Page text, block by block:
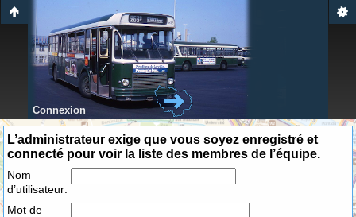
Connexion
L’administrateur exige que vous soyez enregistré et
connecté pour voir la liste des membres de l’équipe.
Nom
d’utilisateur:
Mot de